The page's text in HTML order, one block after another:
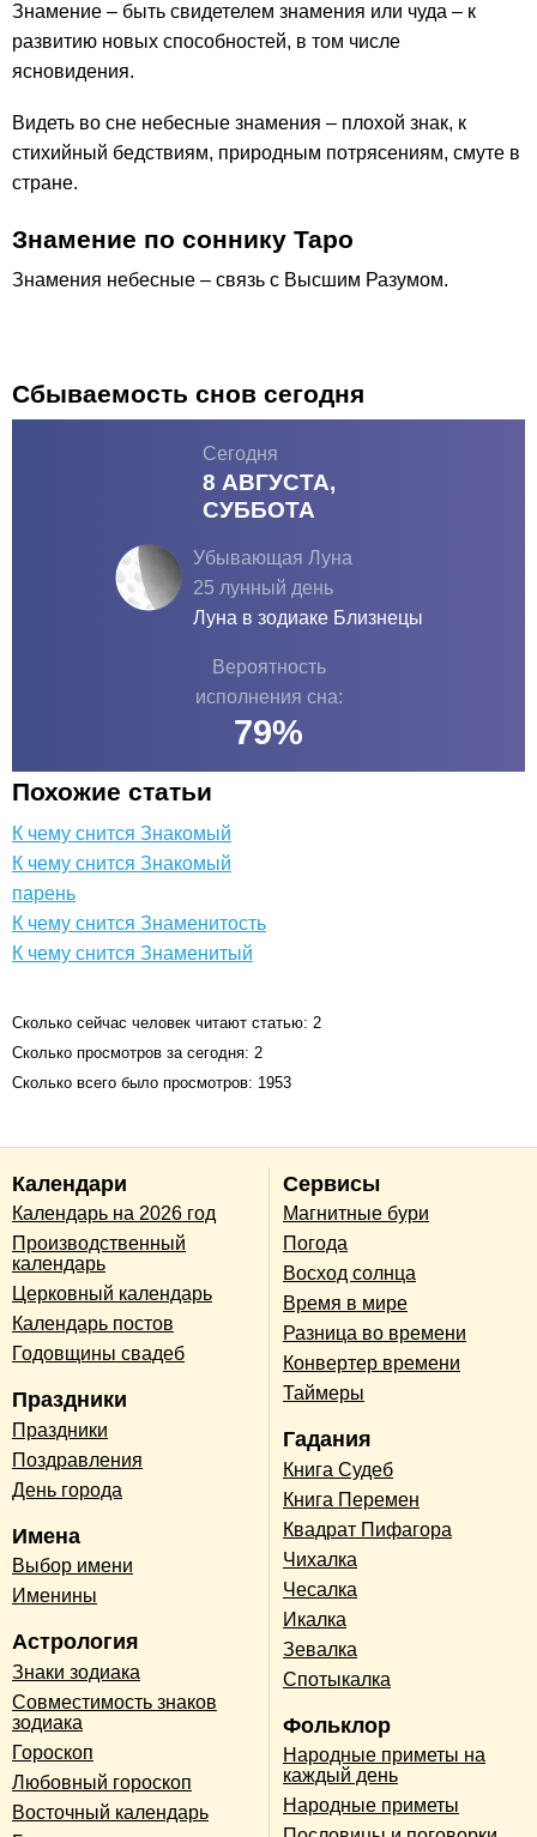
Знамение – быть свидетелем знамения или чуда – к
развитию новых способностей, в том числе
ясновидения.
Видеть во сне небесные знамения – плохой знак, к
стихийный бедствиям, природным потрясениям, смуте в
стране.
Знамение по соннику Таро
Знамения небесные – связь с Высшим Разумом.
Сбываемость снов сегодня
Сегодня
8 АВГУСТА,
СУББОТА
Убывающая Луна
25 лунный день
Луна в зодиаке Близнецы
Вероятность
исполнения сна:
79%
Похожие статьи
К чему снится Знакомый
К чему снится Знакомый
парень
К чему снится Знаменитость
К чему снится Знаменитый
Сколько сейчас человек читают статью: 2
Сколько просмотров за сегодня: 2
Сколько всего было просмотров: 1953
Календари
Календарь на 2026 год
Производственный
календарь
Церковный календарь
Календарь постов
Годовщины свадеб
Праздники
Праздники
Поздравления
День города
Имена
Выбор имени
Именины
Астрология
Знаки зодиака
Совместимость знаков
зодиака
Гороскоп
Любовный гороскоп
Восточный календарь
Сервисы
Магнитные бури
Погода
Восход солнца
Время в мире
Разница во времени
Конвертер времени
Таймеры
Гадания
Книга Судеб
Книга Перемен
Квадрат Пифагора
Чихалка
Чесалка
Икалка
Зевалка
Спотыкалка
Фольклор
Народные приметы на
каждый день
Народные приметы